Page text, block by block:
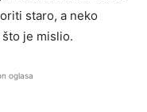
staro, a neko
je mislio.
oglasa